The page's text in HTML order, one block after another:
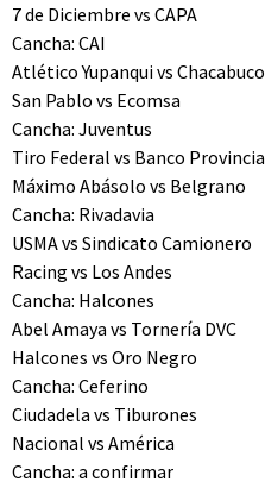
7 de Diciembre vs CAPA
Cancha: CAI
Atlético Yupanqui vs Chacabuco
San Pablo vs Ecomsa
Cancha: Juventus
Tiro Federal vs Banco Provincia
Máximo Abásolo vs Belgrano
Cancha: Rivadavia
USMA vs Sindicato Camionero
Racing vs Los Andes
Cancha: Halcones
Abel Amaya vs Tornería DVC
Halcones vs Oro Negro
Cancha: Ceferino
Ciudadela vs Tiburones
Nacional vs América
Cancha: a confirmar